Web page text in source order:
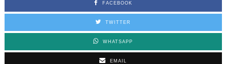
FACEBOOK
TWITTER
WHATSAPP
EMAIL